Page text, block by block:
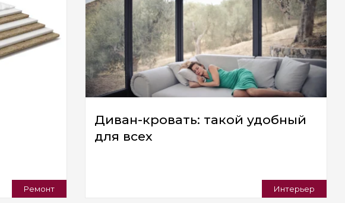
Ремонт
Диван-кровать: такой удобный
для всех
Интерьер